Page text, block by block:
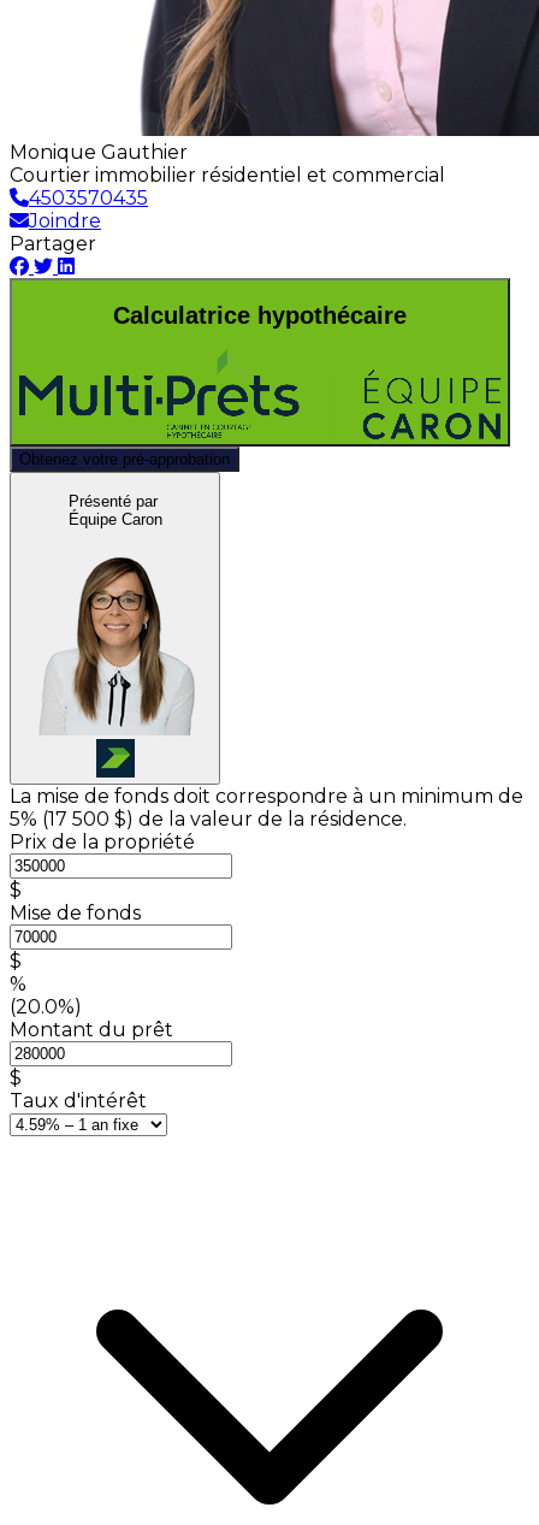
Monique Gauthier
Courtier immobilier résidentiel et commercial
4503570435
Joindre
Partager
Calculatrice hypothécaire
Obtenez votre pré-approbation
Présenté par
Équipe Caron
La mise de fonds doit correspondre à un minimum de
5% (17 500 $) de la valeur de la résidence.
Prix de la propriété
$
Mise de fonds
$
%
(20.0%)
Montant du prêt
$
Taux d'intérêt